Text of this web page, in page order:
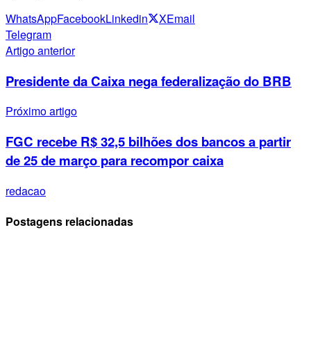
WhatsAppFacebookLinkedin XEmail
Telegram
Artigo anterior
Presidente da Caixa nega federalização do BRB
Próximo artigo
FGC recebe R$ 32,5 bilhões dos bancos a partir
de 25 de março para recompor caixa
redacao
Postagens relacionadas